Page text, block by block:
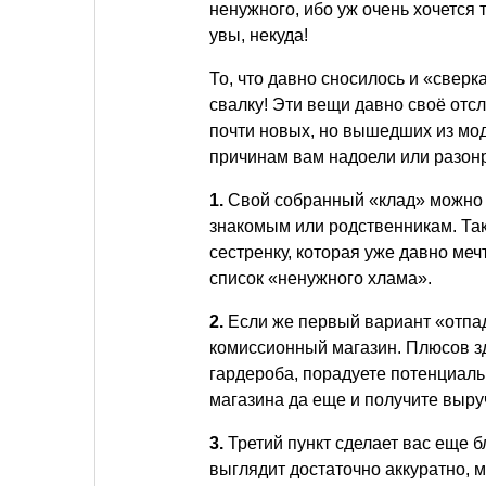
ненужного, ибо уж очень хочется
увы, некуда!
То, что давно сносилось и
свалку! Эти вещи давно своё
почти новых, но вышедших из
причинам вам надоели или
1. Свой собранный «клад» можно
знакомым или родственникам.
сестренку, которая уже давно
список «ненужного хлама».
2. Если же первый вариант
комиссионный магазин. Плюсов
гардероба, порадуете
магазина да еще и получите
3. Третий пункт сделает вас еще
выглядит достаточно